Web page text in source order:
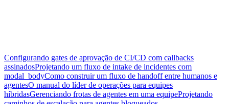
Configurando gates de aprovação de CI/CD com callbacks
assinadosProjetando um fluxo de intake de incidentes com
modal_bodyComo construir um fluxo de handoff entre humanos e
agentesO manual do líder de operações para equipes
híbridasGerenciando frotas de agentes em uma equipeProjetando